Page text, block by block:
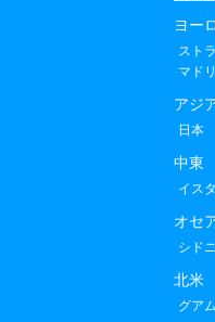
ヨー
スト
マド
アジ
日本
中東
イス
オセ
シド
北米
グアム